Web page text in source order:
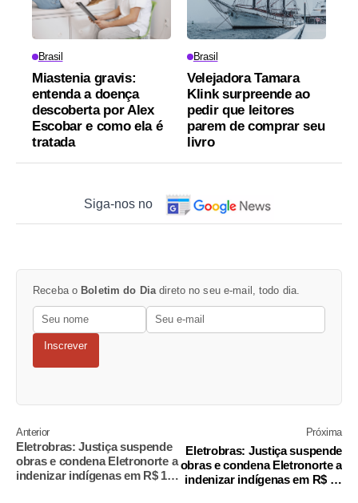
Brasil
Miastenia gravis:
entenda a doença
descoberta por Alex
Escobar e como ela é
tratada
Brasil
Velejadora Tamara
Klink surpreende ao
pedir que leitores
parem de comprar seu
livro
Siga-nos no
Receba o Boletim do Diadireto no seu e-mail, todo dia.
Inscrever
Anterior
Eletrobras: Justiça suspende
obras e condena Eletronorte a
indenizar indígenas em R$ 17
Próxima
Eletrobras: Justiça suspende
obras e condena Eletronorte a
indenizar indígenas em R$ 17